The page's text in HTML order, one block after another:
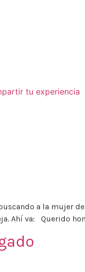
tu experiencia
a la mujer
Ahí va: Querido